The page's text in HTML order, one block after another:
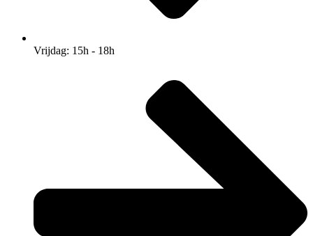
Vrijdag: 15h - 18h